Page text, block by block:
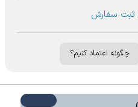
ثبت سفارش
چگونه اعتماد کنیم؟